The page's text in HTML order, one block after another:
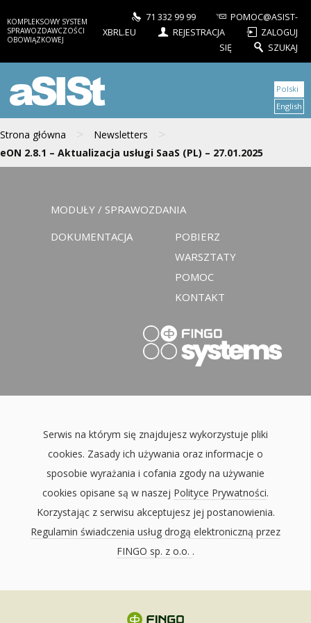
KOMPLEKSOWY SYSTEM
SPRAWOZDAWCZOŚCI
OBOWIĄZKOWEJ
71 332 99 99
POMOC@ASIST-
XBRL.EU
REJESTRACJA
ZALOGUJ
SIĘ
SZUKAJ
aSISt
Strona główna > Newsletters >
eON 2.8.1 – Aktualizacja usługi SaaS (PL) – 27.01.2025
Polski
English
MODUŁY / SPRAWOZDANIA
DOKUMENTACJA
POBIERZ
WARSZTATY
POMOC
KONTAKT
Serwis na którym się znajdujesz wykorzystuje pliki
cookies. Zasady ich używania oraz informacje o
sposobie wyrażania i cofania zgody na używanie
cookies opisane są w naszej Polityce Prywatności.
Korzystając z serwisu akceptujesz jej postanowienia.
Regulamin świadczenia usług drogą elektroniczną przez
FINGO sp. z o.o. .